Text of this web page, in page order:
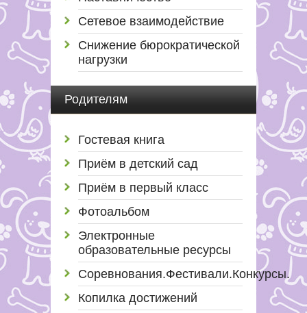
Сетевое взаимодействие
Снижение бюрократической
нагрузки
Родителям
Гостевая книга
Приём в детский сад
Приём в первый класс
Фотоальбом
Электронные
образовательные ресурсы
Соревнования.Фестивали.Конкурсы.
Копилка достижений